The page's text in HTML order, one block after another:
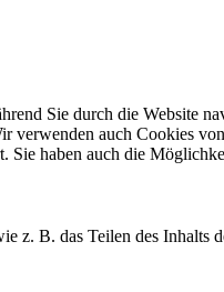
Sie durch die Website
auch Cookies
haben auch die
z. B. das Teilen des